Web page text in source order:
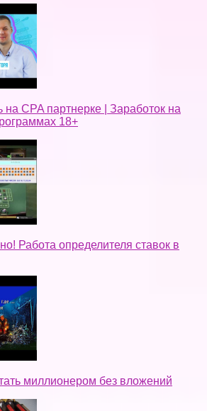
на CPA партнерке | Заработок на
18+
Работа определителя ставок в
миллионером без вложений